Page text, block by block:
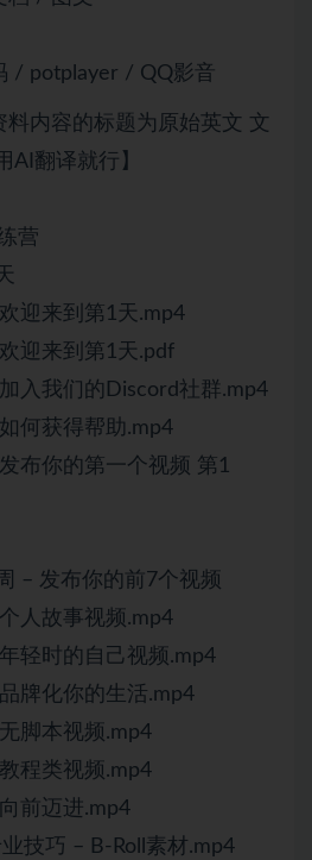
/ potplayer / QQ影音
料内容的标题为原始英文 文
AI翻译就行】
营
到第1天.mp4
来到第1天.pdf
们的Discord社群.mp4
获得帮助.mp4
的第一个视频 第1
发布你的前7个视频
故事视频.mp4
的自己视频.mp4
你的生活.mp4
本视频.mp4
类视频.mp4
迈进.mp4
– B-Roll素材.mp4